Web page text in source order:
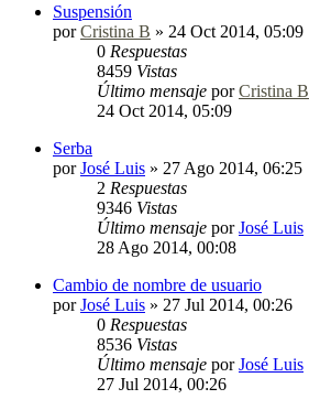
Suspensión
porCristina B » 24 Oct 2014, 05:09
0 Respuestas
8459 Vistas
Último mensaje porCristina B
24 Oct 2014, 05:09
Serba
porJosé Luis » 27 Ago 2014, 06:25
2 Respuestas
9346 Vistas
Último mensaje porJosé Luis
28 Ago 2014, 00:08
Cambio de nombre de usuario
porJosé Luis » 27 Jul 2014, 00:26
0 Respuestas
8536 Vistas
Último mensaje porJosé Luis
27 Jul 2014, 00:26